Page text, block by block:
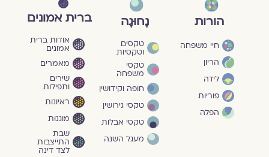
הורות
חיי משפחה
הריון
לידה
פוריות
הפלה
נָחוּגָה
טקסים
וטקסיות
טקסי
משפחה
חופה וקידושין
טקסי גירושין
טקסי אבלות
מעגל השנה
ברית אמונים
אודות ברית
אמונים
מאמרים
שירים
ותפילות
ראיונות
מוגנוּת
שבת
התייצבות
לצד דינה